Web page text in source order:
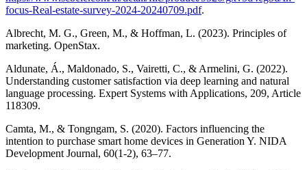
focus-Real-estate-survey-2024-20240709.pdf.
Albrecht, M. G., Green, M., & Hoffman, L. (2023). Principles of
marketing. OpenStax.
Aldunate, Á., Maldonado, S., Vairetti, C., & Armelini, G. (2022).
Understanding customer satisfaction via deep learning and natural
language processing. Expert Systems with Applications, 209, Article
118309.
Camta, M., & Tongngam, S. (2020). Factors influencing the
intention to purchase smart home devices in Generation Y. NIDA
Development Journal, 60(1-2), 63–77.